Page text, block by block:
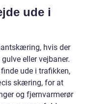
ude i
hvis der
eller vejbaner.
ude i trafikken,
skæring, for at
og fjernvarmerør